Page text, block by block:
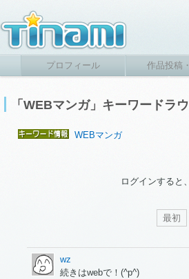
プロフィール 作品投稿
「WEBマンガ」キーワードラ
WEBマンガ
ログインすると
最初
wz
続きはwebで！(^p^)